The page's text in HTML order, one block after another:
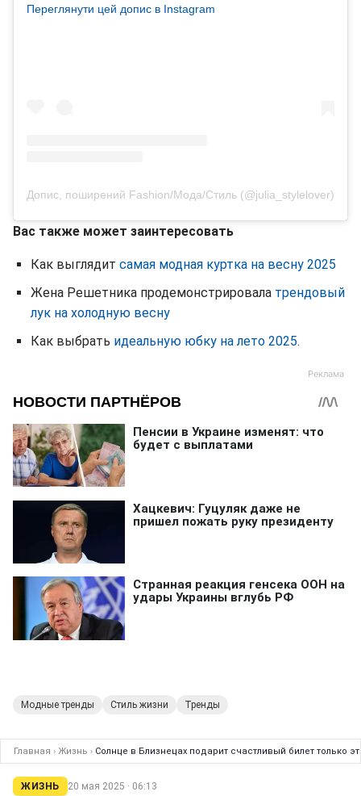
Переглянути цей допис в Instagram
Допис, поширений Fashion/Мода/Стиль (@julia_stylelover)
Вас также может заинтересовать
Как выглядит самая модная куртка на весну 2025
Жена Решетника продемонстрировала трендовый
лук на холодную весну
Как выбрать идеальную юбку на лето 2025.
Модные тренды Стиль жизни Тренды
Главная › Жизнь › Солнце в Близнецах подарит счастливый билет только
ЖИЗНЬ 20 мая 2025 · 06:13